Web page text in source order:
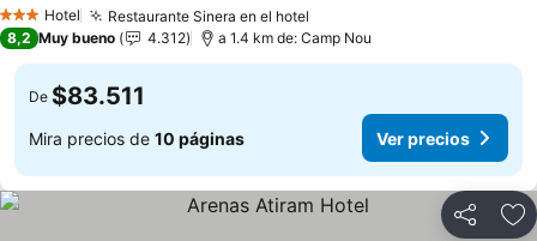
3 Estrellas
Hotel Restaurante Sinera en el hotel
8,2 Muy bueno 4.312 a 1.4 km de: Camp Nou
De $83.511
Mira precios de 10 páginas Ver precios
Compartir